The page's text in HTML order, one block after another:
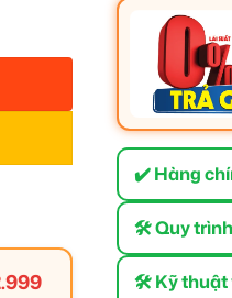
✔️ Hàng
🛠 Quy
🛠 Kỹ thuật